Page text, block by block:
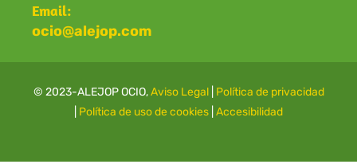
Email:
ocio@alejop.com
© 2023-ALEJOP OCIO,Aviso Legal| Política de privacidad
Política de uso de cookies Accesibilidad